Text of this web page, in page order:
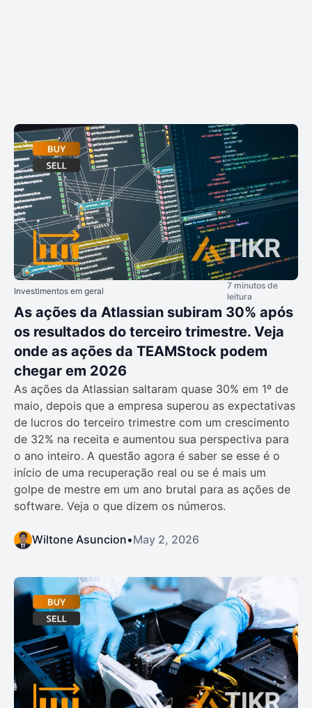
Investimentos em geral
7 minutos de
leitura
As ações da Atlassian subiram 30% após
os resultados do terceiro trimestre. Veja
onde as ações da TEAMStock podem
chegar em 2026
As ações da Atlassian saltaram quase 30% em 1º de
maio, depois que a empresa superou as expectativas
de lucros do terceiro trimestre com um crescimento
de 32% na receita e aumentou sua perspectiva para
o ano inteiro. A questão agora é saber se esse é o
início de uma recuperação real ou se é mais um
golpe de mestre em um ano brutal para as ações de
software. Veja o que dizem os números.
Wiltone Asuncion•May 2, 2026